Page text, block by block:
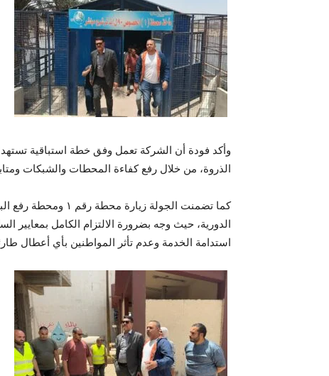
وأكد فودة أن الشركة تعمل وفق خطة استباقية
الذروة، من خلال رفع كفاءة المحطات والشبكات
كما تضمنت الجولة
الدورية، حيث وجه بضرورة الالتزام الكامل بمعايير
استدامة الخدمة وعدم تأثر المواطنين بأي أعطال